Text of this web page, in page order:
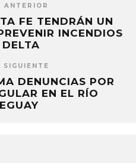
ANTERIOR
FE TENDRÁN UN
INCENDIOS
SIGUIENTE
DENUNCIAS POR
EN EL RÍO